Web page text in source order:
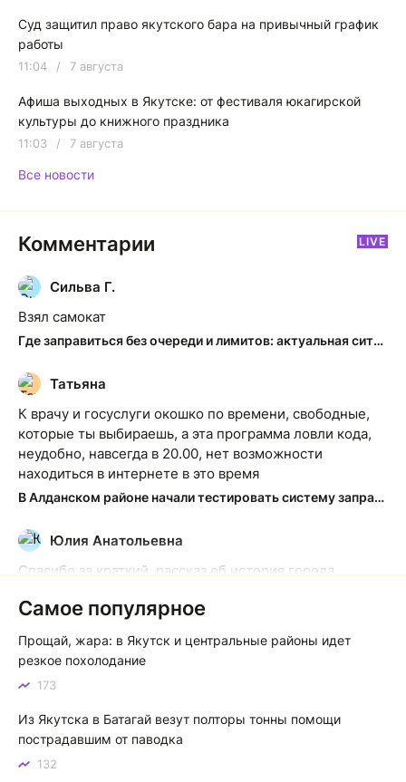
Суд защитил право якутского бара на привычный график
работы
11:04 / 7 августа
Афиша выходных в Якутске: от фестиваля юкагирской
культуры до книжного праздника
11:03 / 7 августа
Все новости
Комментарии LIVE
С
Сильва Г.
Взял самокат
Где заправиться без очереди и лимитов: актуальная ситуация на АЗС Якутска
Т
Татьяна
К врачу и госуслуги окошко по времени, свободные,
которые ты выбираешь, а эта программа ловли кода,
неудобно, навсегда в 20.00, нет возможности
находиться в интернете в это время
В Алданском районе начали тестировать систему заправки по QR-кодам
Ю
Юлия Анатольевна
Спасибо за краткий, рассказ об история города
Якутск сквозь века: от острога до столицы республики
К
Котя злой
Зной в Сибири, тем более в Якутске. Никакой это не
тем более говорить не приходиться. Не зря даже в
песнях поют…
Самое популярное
Прощай, жара: в Якутск и центральные районы идет
резкое похолодание
173
Из Якутска в Батагай везут полторы тонны помощи
пострадавшим от паводка
132